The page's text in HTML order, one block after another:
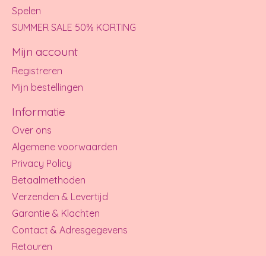
Spelen
SUMMER SALE 50% KORTING
Mijn account
Registreren
Mijn bestellingen
Informatie
Over ons
Algemene voorwaarden
Privacy Policy
Betaalmethoden
Verzenden & Levertijd
Garantie & Klachten
Contact & Adresgegevens
Retouren